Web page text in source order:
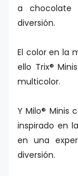
a chocolate
diversión.
El color en la
ello Trix®
multicolor.
Y Milo® Minis
inspirado en
en una
diversión.